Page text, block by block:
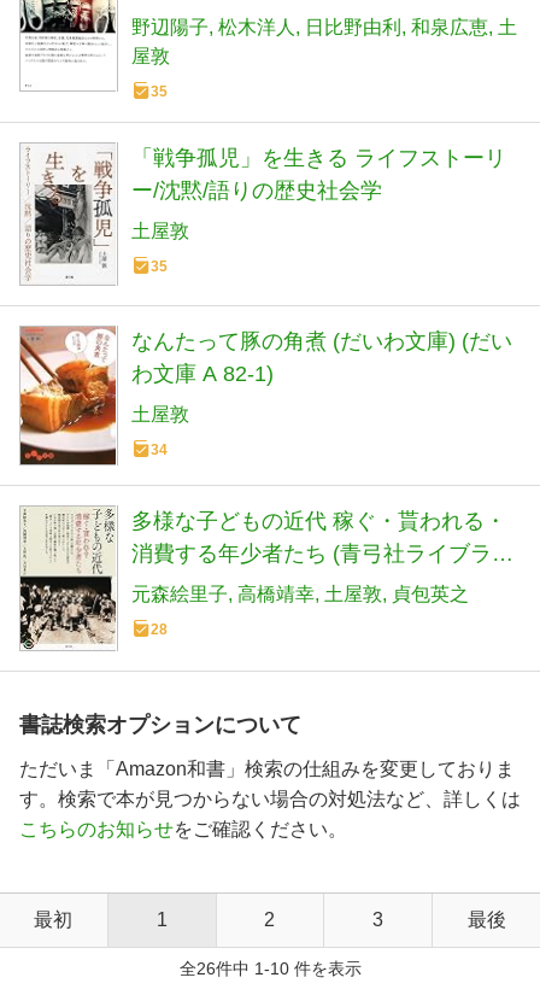
野辺陽子 松木洋人 日比野由利 和泉広恵 土
屋敦
35
「戦争孤児」を生きる ライフストーリ
ー/沈黙/語りの歴史社会学
土屋敦
35
なんたって豚の角煮 (だいわ文庫) (だい
わ文庫 A 82-1)
土屋敦
34
多様な子どもの近代 稼ぐ・貰われる・
消費する年少者たち (青弓社ライブラリ
ー)
元森絵里子 高橋靖幸 土屋敦 貞包英之
28
書誌検索オプションについて
ただいま「Amazon和書」検索の仕組みを変更しておりま
す。検索で本が見つからない場合の対処法など、詳しくは
こちらのお知らせをご確認ください。
最初 1 2 3 最後
全26件中 1-10 件を表示